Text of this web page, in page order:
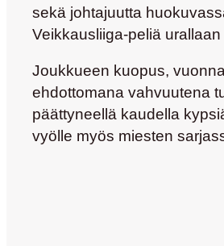
sekä johtajuutta
Veikkausliiga-peliä
Joukkueen kuopus,
ehdottomana vahvuutena
päättyneellä kaudella
vyölle myös miesten